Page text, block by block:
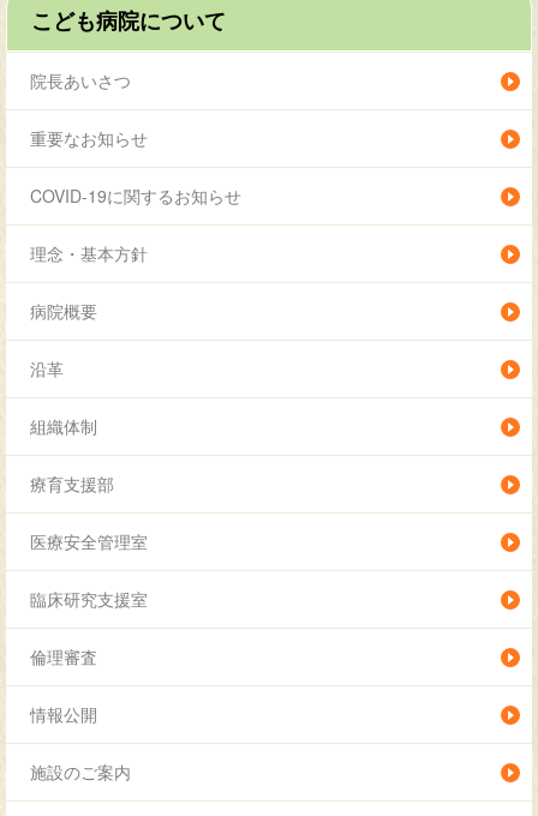
こども病院について
院長あいさつ
重要なお知らせ
COVID-19に関するお知らせ
理念・基本方針
病院概要
沿革
組織体制
療育支援部
医療安全管理室
臨床研究支援室
倫理審査
情報公開
施設のご案内